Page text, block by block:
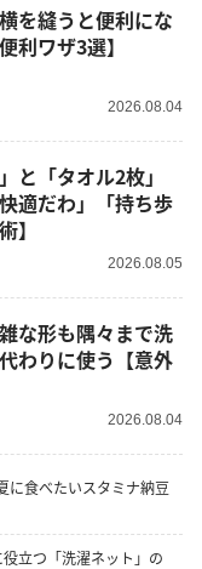
を縫うと便利にな
利ワザ3選】
2026.08.04
と「タオル2枚」
適だわ」「持ち歩
】
2026.08.05
な形も隅々まで洗
わりに使う【意外
2026.08.04
に食べたいスタミナ納豆
立つ「洗濯ネット」の